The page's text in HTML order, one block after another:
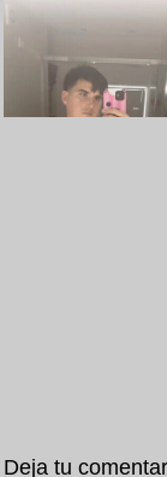
Deja tu